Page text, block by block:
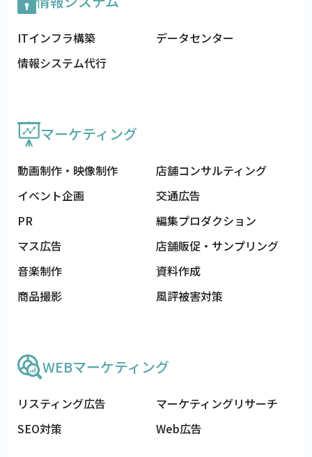
ITインフラ構築
データセンター
情報システム代行
マーケティング
動画制作・映像制作
店舗コンサルティング
イベント企画
交通広告
PR
編集プロダクション
マス広告
店舗販促・サンプリング
音楽制作
資料作成
商品撮影
風評被害対策
WEBマーケティング
リスティング広告
マーケティングリサーチ
SEO対策
Web広告